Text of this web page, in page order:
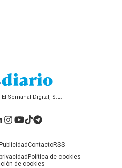
Semanal Digital, S.L.
PublicidadContactoRSS
Política de cookies
de cookies
LinkedIn
Instagram
YouTube
TikTok
Telegram